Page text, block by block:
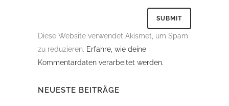
Diese Website verwendet Akismet, um Spam
zu reduzieren. Erfahre, wie deine
Kommentardaten verarbeitet werden.
NEUESTE BEITRÄGE